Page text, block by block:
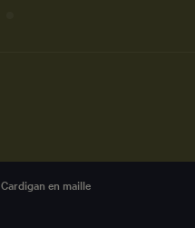
Cardigan en maille